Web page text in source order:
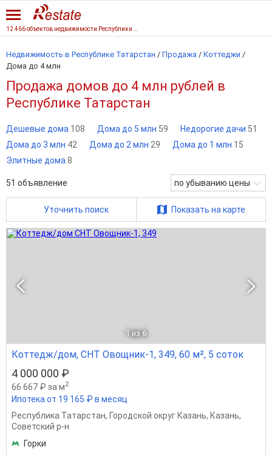
Недвижимость в Республике Татарстан / Продажа / Коттеджи /
Дома до 4 млн
Продажа домов до 4 млн рублей в
Республике Татарстан
Дешевые дома 108 Дома до 5 млн 59 Недорогие дачи 51
Дома до 3 млн 42 Дома до 2 млн 29 Дома до 1 млн 15
Элитные дома 8
51 объявление по убыванию цены
Уточнить поиск Показать на карте
1 из 6
Коттедж/дом, СНТ Овощник-1, 349, 60 м², 5 соток
4 000 000 ₽
66 667 ₽ за м2
Ипотека от 19 165 ₽ в месяц
Республика Татарстан, Городской округ Казань, Казань,
Советский р-н
Горки